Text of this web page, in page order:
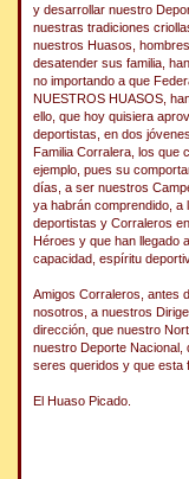
y desarrollar nuestro
nuestras tradiciones
nuestros Huasos,
desatender sus familia,
no importando a que
NUESTROS HUASOS,
ello, que hoy quisiera
deportistas, en dos
Familia Corralera, los que
ejemplo, pues su
días, a ser nuestros
ya habrán comprendido, a
deportistas y Corraleros
Héroes y que han llegado
capacidad, espíritu
Amigos Corraleros, antes
nosotros, a nuestros
dirección, que nuestro
nuestro Deporte Nacional,
seres queridos y que esta
El Huaso Picado.